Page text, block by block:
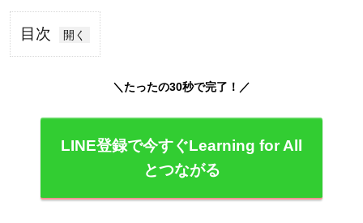
目次
＼たった
／
Learning
＼たったの30秒で完了！／
LINE登録で今すぐLearning for All
とつながる